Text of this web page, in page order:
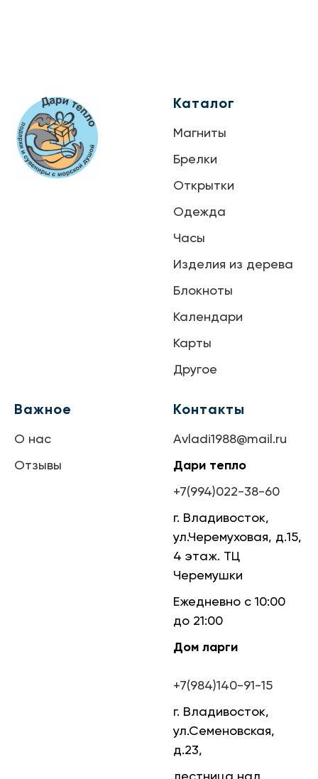
Каталог
Магниты
Брелки
Открытки
Одежда
Часы
Изделия из дерева
Блокноты
Календари
Карты
Другое
Важное
О нас
Отзывы
Контакты
Avladi1988@mail.ru
Дари тепло
+7(994)022-38-60
г. Владивосток,
ул.Черемуховая, д.15,
4 этаж. ТЦ
Черемушки
Ежедневно с 10:00
до 21:00
Дом ларги
+7(984)140-91-15
г. Владивосток,
ул.Семеновская,
д.23,